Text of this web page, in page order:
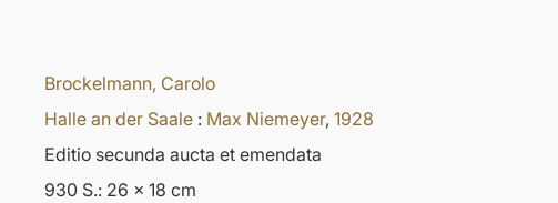
Brockelmann, Carolo
Halle an der Saale : Max Niemeyer, 1928
Editio secunda aucta et emendata
930 S.: 26 x 18 cm